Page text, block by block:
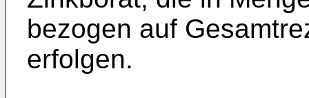
bezogen auf
erfolgen.